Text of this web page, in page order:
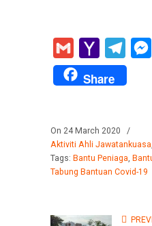
Gmail
Yahoo
Mail
Share
On 24 March 2020
/
Aktiviti Ahli Jawatankuasa,
Tags: Bantu Peniaga,
Tabung Bantuan Covid-19